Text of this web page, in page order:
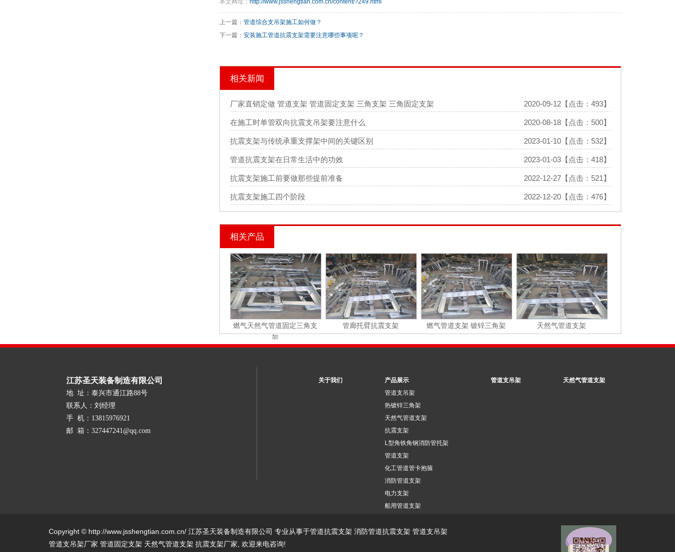
本文网址： http://www.jsshengtian.com.cn/content/?249.html
上一篇： 管道综合支吊架施工如何做？
下一篇： 安装施工管道抗震支架需要注意哪些事项呢？
相关新闻
2020-09-12【点击：493】
厂家直销定做 管道支架 管道固定支架 三角支架 三角固定支架
2020-08-18【点击：500】
在施工时单管双向抗震支吊架要注意什么
2023-01-10【点击：532】
抗震支架与传统承重支撑架中间的关键区别
2023-01-03【点击：418】
管道抗震支架在日常生活中的功效
2022-12-27【点击：521】
抗震支架施工前要做那些提前准备
2022-12-20【点击：476】
抗震支架施工四个阶段
相关产品
燃气天然气管道固定三角支
架
管廊托臂抗震支架 燃气管道支架 镀锌三角架 天然气管道支架
江苏圣天装备制造有限公司
地 址：泰兴市通江路88号
联系人：刘经理
手 机：13815976921
邮 箱：327447241@qq.com
关于我们
产品展示
管道支吊架
热镀锌三角架
天然气管道支架
抗震支架
L型角铁角钢消防管托架
管道支架
化工管道管卡抱箍
消防管道支架
电力支架
船用管道支架
管道支吊架 天然气管道支架
Copyright © http://www.jsshengtian.com.cn/ 江苏圣天装备制造有限公司 专业从事于管道抗震支架 消防管道抗震支架 管道支吊架
管道支吊架厂家 管道固定支架 天然气管道支架 抗震支架厂家 , 欢迎来电咨询!